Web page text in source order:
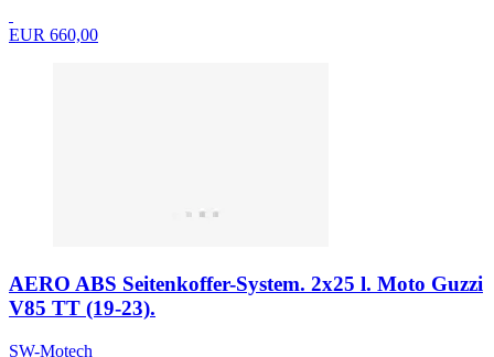
EUR 660,00
AERO ABS Seitenkoffer-System. 2x25 l. Moto Guzzi
V85 TT (19-23).
SW-Motech